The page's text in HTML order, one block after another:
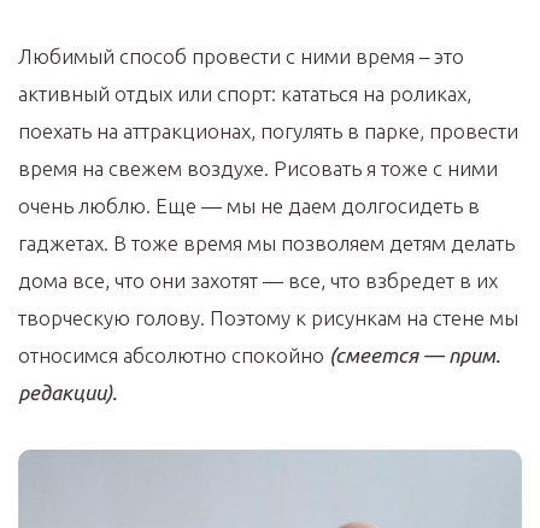
Любимый способ провести с ними время – это
активный отдых или спорт: кататься на роликах,
поехать на аттракционах, погулять в парке, провести
время на свежем воздухе. Рисовать я тоже с ними
очень люблю. Еще — мы не даем долгосидеть в
гаджетах. В тоже время мы позволяем детям делать
дома все, что они захотят — все, что взбредет в их
творческую голову. Поэтому к рисункам на стене мы
относимся абсолютно спокойно (смеется — прим.
редакции).